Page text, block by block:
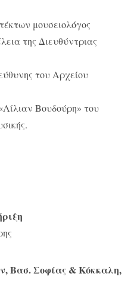
μουσειολόγος
της Διευθύντριας
του Αρχείου
Βουδούρη» του
Βασ. Σοφίας & Κόκκαλη,